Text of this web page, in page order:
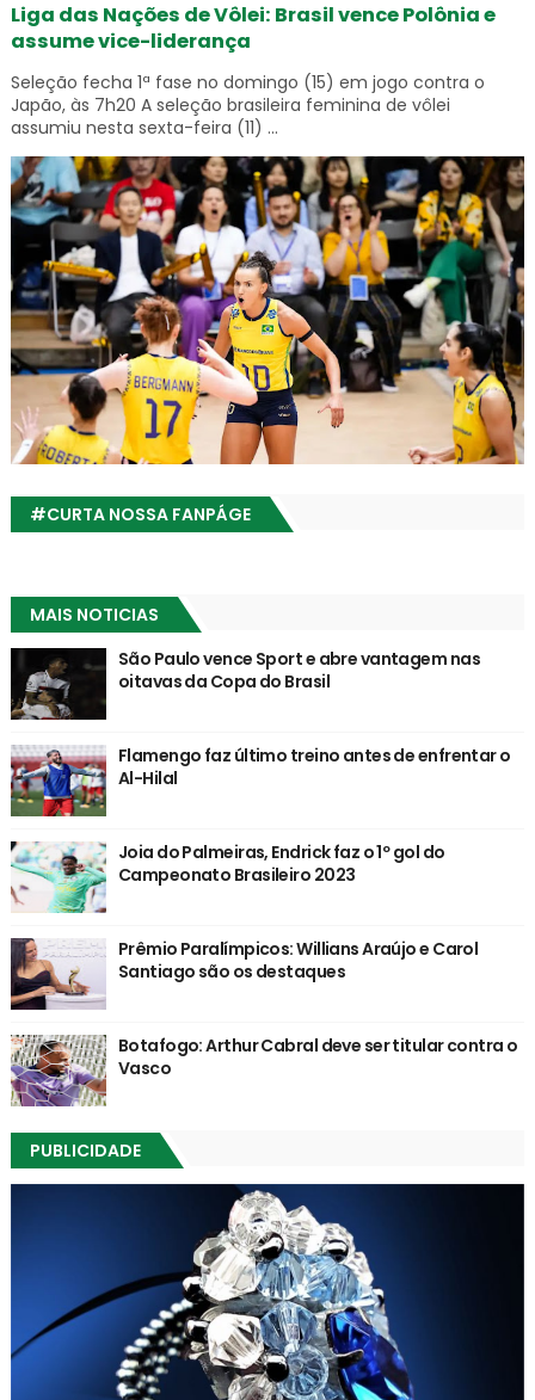
Liga das Nações de Vôlei: Brasil vence Polônia e
assume vice-liderança
Seleção fecha 1ª fase no domingo (15) em jogo contra o
Japão, às 7h20 A seleção brasileira feminina de vôlei
assumiu nesta sexta-feira (11) ...
#CURTA NOSSA FANPÁGE
MAIS NOTICIAS
São Paulo vence Sport e abre vantagem nas
oitavas da Copa do Brasil
Flamengo faz último treino antes de enfrentar o
Al-Hilal
Joia do Palmeiras, Endrick faz o 1º gol do
Campeonato Brasileiro 2023
Prêmio Paralímpicos: Willians Araújo e Carol
Santiago são os destaques
Botafogo: Arthur Cabral deve ser titular contra o
Vasco
PUBLICIDADE